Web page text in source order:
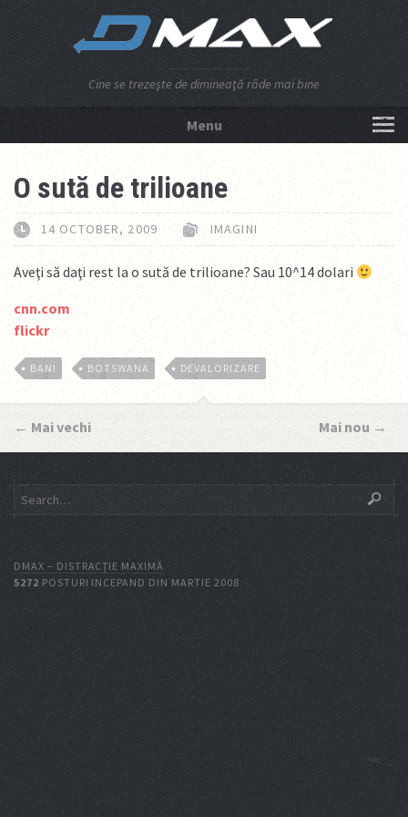
Cine se trezeşte de dimineaţă râde mai bine
Menu
O sută de trilioane
14 OCTOBER, 2009 IMAGINI
Aveţi să daţi rest la o sută de trilioane? Sau 10^14 dolari
cnn.com
flickr
BANI BOTSWANA DEVALORIZARE
← Mai vechi Mai nou →
DMAX – DISTRACŢIE MAXIMĂ
5272 POSTURI INCEPAND DIN MARTIE 2008